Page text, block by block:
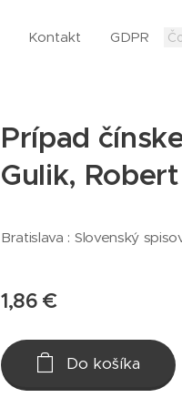
Kontakt GDPR
Prípad
Gulik,
Bratislava : Slovenský
1,86 €
Do košíka